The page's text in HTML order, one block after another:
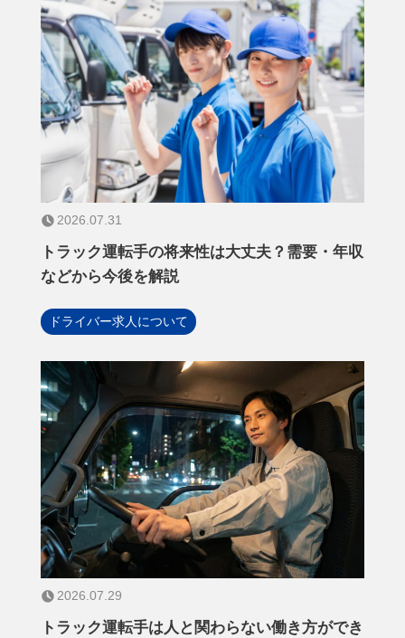
2026.07.31
トラック運転手の将来性は大丈夫？需要・年収
などから今後を解説
ドライバー求人について
2026.07.29
トラック運転手は人と関わらない働き方ができ